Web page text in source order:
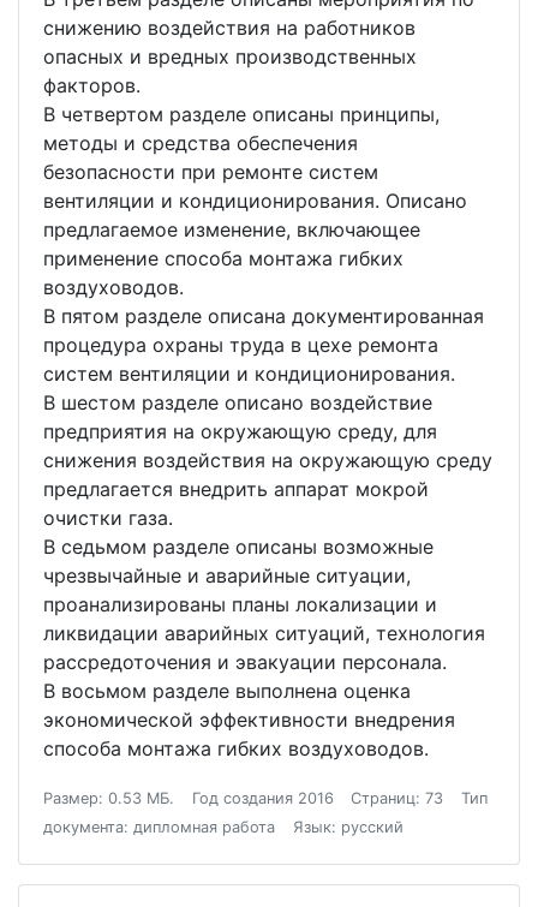
снижению воздействия на работников
опасных и вредных производственных
факторов.
В четвертом разделе описаны принципы,
методы и средства обеспечения
безопасности при ремонте систем
вентиляции и кондиционирования. Описано
предлагаемое изменение, включающее
применение способа монтажа гибких
воздуховодов.
В пятом разделе описана документированная
процедура охраны труда в цехе ремонта
систем вентиляции и кондиционирования.
В шестом разделе описано воздействие
предприятия на окружающую среду, для
снижения воздействия на окружающую среду
предлагается внедрить аппарат мокрой
очистки газа.
В седьмом разделе описаны возможные
чрезвычайные и аварийные ситуации,
проанализированы планы локализации и
ликвидации аварийных ситуаций, технология
рассредоточения и эвакуации персонала.
В восьмом разделе выполнена оценка
экономической эффективности внедрения
способа монтажа гибких воздуховодов.
Размер: 0.53 МБ. Год создания 2016 Страниц: 73
Тип
документа: дипломная работа
Язык: русский